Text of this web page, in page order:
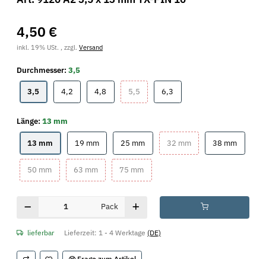
4,50 €
inkl. 19% USt. , zzgl. Versand
Durchmesser: 3,5
3,53,5 4,24,2 4,8 5,55,5 6,3
Länge: 13 mm
13 mm 13 mm19 mm19 mm25 mm25 mm32 mm32 mm38 mm38 mm
50 mm50 mm63 mm63 mm75 mm75 mm
Pack
lieferbar Lieferzeit: 1 - 4 Werktage (DE)